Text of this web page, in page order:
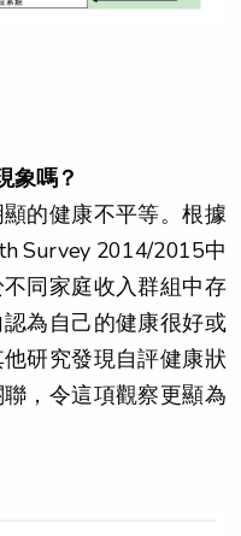
象嗎？
的健康不平等。根據
Survey 2014/2015中
同家庭收入群組中存
為自己的健康很好或
研究發現自評健康狀
，令這項觀察更顯為